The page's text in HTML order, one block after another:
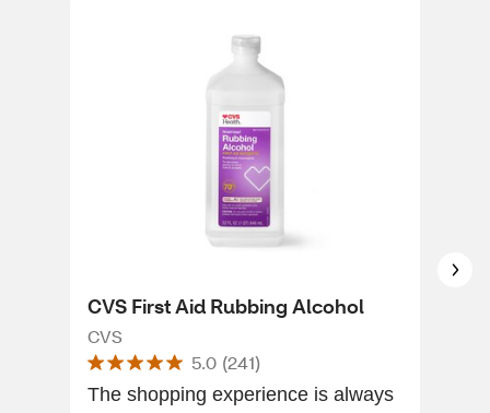
CVS First Aid Rubbing Alcohol
CVS
5.0 (241)
The shopping experience is always